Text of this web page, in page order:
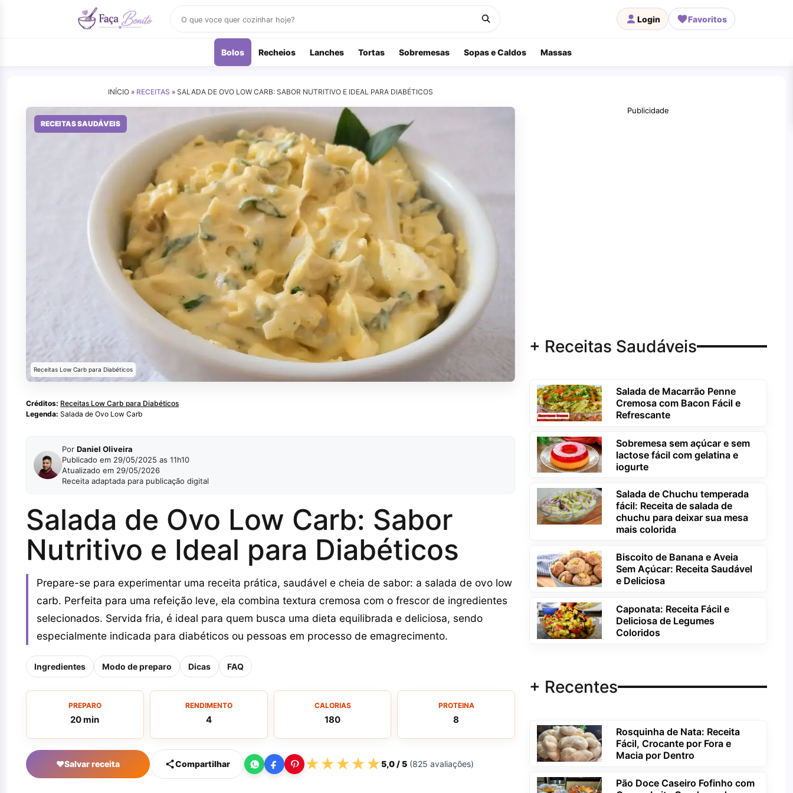
receitas
Login Favoritos
Bolos Recheios Lanches Tortas Sobremesas Sopas e Caldos Massas
INÍCIO » RECEITAS »SALADA DE OVO LOW CARB: SABOR NUTRITIVO E IDEAL PARA DIABÉTICOS
RECEITAS SAUDÁVEIS
Receitas Low Carb para Diabéticos
Créditos: Receitas Low Carb para Diabéticos
Legenda: Salada de Ovo Low Carb
Por Daniel Oliveira
Publicado em 29/05/2025 as 11h10
Atualizado em 29/05/2026
Receita adaptada para publicação digital
Salada de Ovo Low Carb: Sabor
Nutritivo e Ideal para Diabéticos
Prepare-se para experimentar uma receita prática, saudável e cheia de sabor: a salada de ovo low
carb. Perfeita para uma refeição leve, ela combina textura cremosa com o frescor de ingredientes
selecionados. Servida fria, é ideal para quem busca uma dieta equilibrada e deliciosa, sendo
especialmente indicada para diabéticos ou pessoas em processo de emagrecimento.
Ingredientes Modo de preparo Dicas FAQ
PREPARO
20 min
RENDIMENTO
4
CALORIAS
180
PROTEINA
8
♥Salvar receita Compartilhar ★★★★★5,0/ 5 (825 avaliações)
Publicidade
+ Receitas Saudáveis
Salada de Macarrão Penne
Cremosa com Bacon Fácil e
Refrescante
Sobremesa sem açúcar e sem
lactose fácil com gelatina e
iogurte
Salada de Chuchu temperada
fácil: Receita de salada de
chuchu para deixar sua mesa
mais colorida
Biscoito de Banana e Aveia
Sem Açúcar: Receita Saudável
e Deliciosa
Caponata: Receita Fácil e
Deliciosa de Legumes
Coloridos
+ Recentes
Rosquinha de Nata: Receita
Fácil, Crocante por Fora e
Macia por Dentro
Pão Doce Caseiro Fofinho com